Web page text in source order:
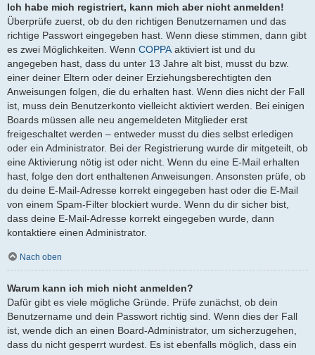
Ich habe mich registriert, kann mich aber nicht anmelden!
Überprüfe zuerst, ob du den richtigen Benutzernamen und das
richtige Passwort eingegeben hast. Wenn diese stimmen, dann gibt
es zwei Möglichkeiten. Wenn COPPA aktiviert ist und du
angegeben hast, dass du unter 13 Jahre alt bist, musst du bzw.
einer deiner Eltern oder deiner Erziehungsberechtigten den
Anweisungen folgen, die du erhalten hast. Wenn dies nicht der Fall
ist, muss dein Benutzerkonto vielleicht aktiviert werden. Bei einigen
Boards müssen alle neu angemeldeten Mitglieder erst
freigeschaltet werden – entweder musst du dies selbst erledigen
oder ein Administrator. Bei der Registrierung wurde dir mitgeteilt, ob
eine Aktivierung nötig ist oder nicht. Wenn du eine E-Mail erhalten
hast, folge den dort enthaltenen Anweisungen. Ansonsten prüfe, ob
du deine E-Mail-Adresse korrekt eingegeben hast oder die E-Mail
von einem Spam-Filter blockiert wurde. Wenn du dir sicher bist,
dass deine E-Mail-Adresse korrekt eingegeben wurde, dann
kontaktiere einen Administrator.
Nach oben
Warum kann ich mich nicht anmelden?
Dafür gibt es viele mögliche Gründe. Prüfe zunächst, ob dein
Benutzername und dein Passwort richtig sind. Wenn dies der Fall
ist, wende dich an einen Board-Administrator, um sicherzugehen,
dass du nicht gesperrt wurdest. Es ist ebenfalls möglich, dass ein